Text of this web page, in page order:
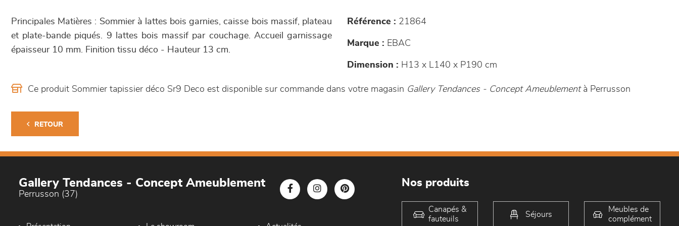
Principales Matières : Sommier à lattes bois garnies, caisse bois massif, plateau
et plate-bande piqués. 9 lattes bois massif par couchage. Accueil garnissage
épaisseur 10 mm. Finition tissu déco - Hauteur 13 cm.
Référence : 21864
Marque : EBAC
Dimension : H13 x L140 x P190 cm
Ce produit Sommier tapissier déco Sr9 Deco est disponible sur commande dans votre magasin Gallery Tendances - Concept Ameublement à Perrusson
RETOUR
Gallery Tendances - Concept Ameublement
Perrusson (37)
Nos produits
Canapés &
fauteuils
Séjours
Meubles de
complément